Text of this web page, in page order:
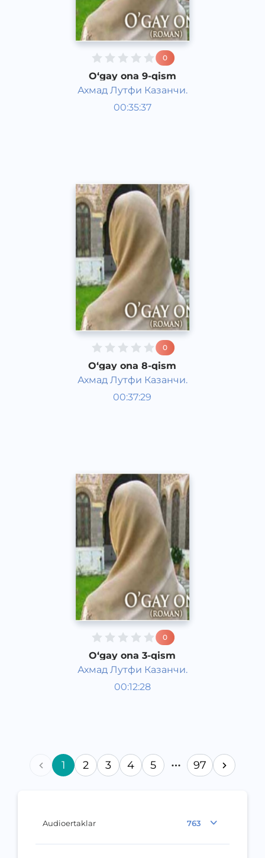
Audioertaklar 763
0
O‘gay ona 9-qism
Ахмад Лутфи Казанчи.
00:35:37
O‘zbek adabiyoti
0
O‘gay ona 8-qism
Ахмад Лутфи Казанчи.
00:37:29
O‘zbek adabiyoti
0
O‘gay ona 3-qism
Ахмад Лутфи Казанчи.
00:12:28
O‘zbek adabiyoti
1 2 3 4 5 97